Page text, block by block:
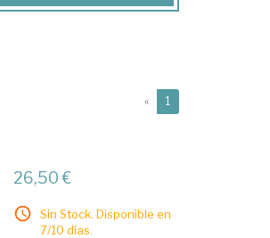
« 1
26,50 €
Sin Stock. Disponible en
7/10 días.